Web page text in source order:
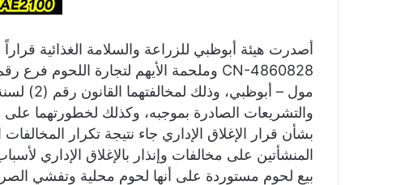
أصدرت هيئة أبوظبي للزراعة والسلامة الغذائية
والتشريعات الصادرة بموجبه، وكذلك لخطورتهما على
بشأن قرار الإغلاق الإداري جاء نتيجة تكرار
المنشأتين على مخالفات وإنذار بالإغلاق الإداري
بيع لحوم مستوردة على أنها لحوم محلية وتفشي